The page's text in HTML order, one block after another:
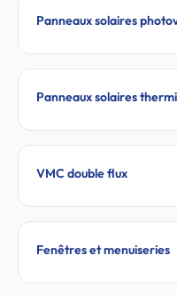
Panneaux solaires
Panneaux solaires
VMC double flux
Fenêtres et menuiseries